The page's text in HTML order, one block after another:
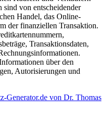
sind von entscheidender
Handel, das Online-
der finanziellen Transaktion.
Transaktionsdaten,
über den
Autorisierungen und
Generator.de von Dr. Thomas